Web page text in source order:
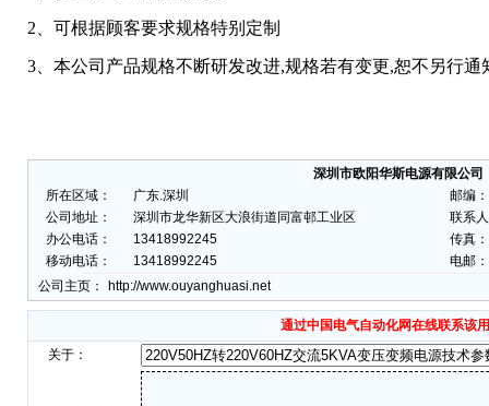
2 可根据顾客要求规格特别定制
3、 本公司产品规格不断研发改进,规格若有变更,恕不另行通
深圳市欧阳华斯电源有限公司
所在区域：
广东.深圳
邮编：
公司地址：
深圳市龙华新区大浪街道同富邨工业区
联系
办公电话：
13418992245
传真
移动电话：
13418992245
电邮：
公司主页：
http://www.ouyanghuasi.net
通过中国电气自动化网在线联系该
关于：